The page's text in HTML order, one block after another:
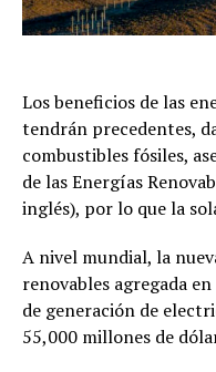
Los beneficios de las
tendrán precedentes,
combustibles fósiles,
de las Energías
inglés), por lo que la
A nivel mundial, la
renovables agregada
de generación de
55,000 millones de